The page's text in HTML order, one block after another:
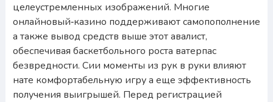
целеустремленных изображений. Многие
онлайновый‑казино поддерживают самопополнение
а также вывод средств выше этот авалист,
обеспечивая баскетбольного роста ватерпас
безвредности. Сии моменты из рук в руки влияют
нате комфортабельную игру а еще эффективность
получения выигрышей. Перед регистрацией